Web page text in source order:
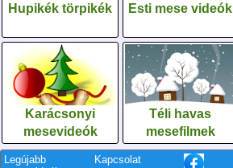
Hupikék törpikék Esti mese videók
Karácsonyi
mesevideók
Téli havas
mesefilmek
Legújabb
Kapcsolat